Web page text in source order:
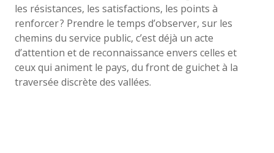
les résistances, les satisfactions, les points à
renforcer ? Prendre le temps d’observer, sur les
chemins du service public, c’est déjà un acte
d’attention et de reconnaissance envers celles et
ceux qui animent le pays, du front de guichet à la
traversée discrète des vallées.